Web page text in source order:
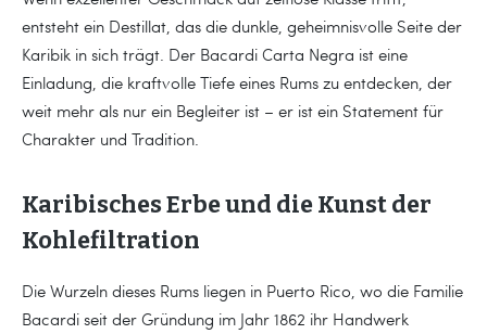
entsteht ein Destillat, das die dunkle, geheimnisvolle Seite der
Karibik in sich trägt. Der Bacardi Carta Negra ist eine
Einladung, die kraftvolle Tiefe eines Rums zu entdecken, der
weit mehr als nur ein Begleiter ist – er ist ein Statement für
Charakter und Tradition.
Karibisches Erbe und die Kunst der
Kohlefiltration
Die Wurzeln dieses Rums liegen in Puerto Rico, wo die Familie
Bacardi seit der Gründung im Jahr 1862 ihr Handwerk